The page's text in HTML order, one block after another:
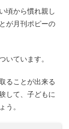
頃から慣れ親し
が月刊ポピーの
いています。
ることが出来る
して、子どもに
う。